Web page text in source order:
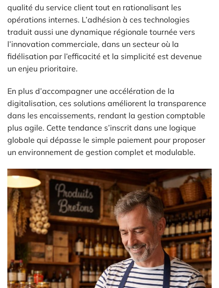
qualité du service client tout en rationalisant les
opérations internes. L’adhésion à ces technologies
traduit aussi une dynamique régionale tournée vers
l’innovation commerciale, dans un secteur où la
fidélisation par l’efficacité et la simplicité est devenue
un enjeu prioritaire.
En plus d’accompagner une accélération de la
digitalisation, ces solutions améliorent la transparence
dans les encaissements, rendant la gestion comptable
plus agile. Cette tendance s’inscrit dans une logique
globale qui dépasse le simple paiement pour proposer
un environnement de gestion complet et modulable.